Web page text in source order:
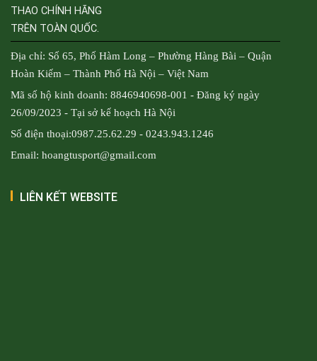
THAO CHÍNH HÃNG
TRÊN TOÀN QUỐC.
Địa chỉ: Số 65, Phố Hàm Long – Phường Hàng Bài – Quận
Hoàn Kiếm – Thành Phố Hà Nội – Việt Nam
Mã số hộ kinh doanh: 8846940698-001 - Đăng ký ngày
26/09/2023 - Tại sở kế hoạch Hà Nội
Số điện thoại:0987.25.62.29 - 0243.943.1246
Email: hoangtusport@gmail.com
LIÊN KẾT WEBSITE